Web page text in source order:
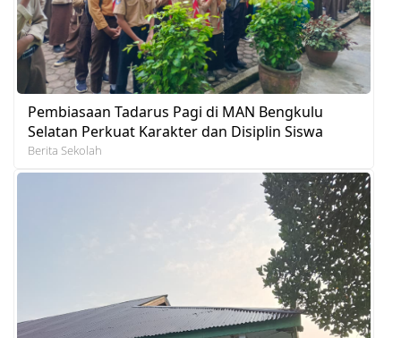
Pembiasaan Tadarus Pagi di MAN Bengkulu
Selatan Perkuat Karakter dan Disiplin Siswa
Berita Sekolah